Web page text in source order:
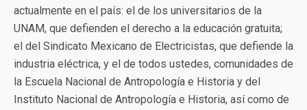
actualmente en el país: el de los universitarios de la
UNAM, que defienden el derecho a la educación gratuita;
el del Sindicato Mexicano de Electricistas, que defiende la
industria eléctrica, y el de todos ustedes, comunidades de
la Escuela Nacional de Antropología e Historia y del
Instituto Nacional de Antropología e Historia, así como de